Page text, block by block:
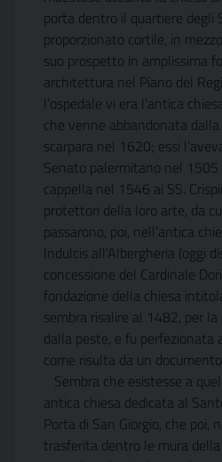
porta dentro il quartiere degli
proporzionato cortile, in
suo prospetto in amplissima
architettura nel Piano del
l’ospedale vi era l’antica
che venne abbandonata
scarpara nel 1620; essi
Senato palermitano nel 1505
cappella nel 1546 ai SS.
protettori della loro arte, da
passarono, poi, nell’antica
Indulcis all’Albergheria (oggi
concessione del Cardinale
fondazione della chiesa
sembra risalire al 1482, per
dalla peste, e fu perfezionata
come risulta da un
Sembra che esistesse a
antica chiesa dedicata al
Porta di San Giorgio, che poi,
trasferita dentro le mura